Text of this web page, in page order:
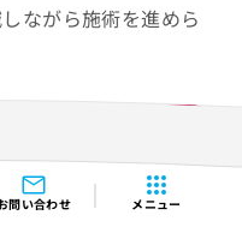
問い合わせ メニュー
ながら施術を進めら
ページはこちら